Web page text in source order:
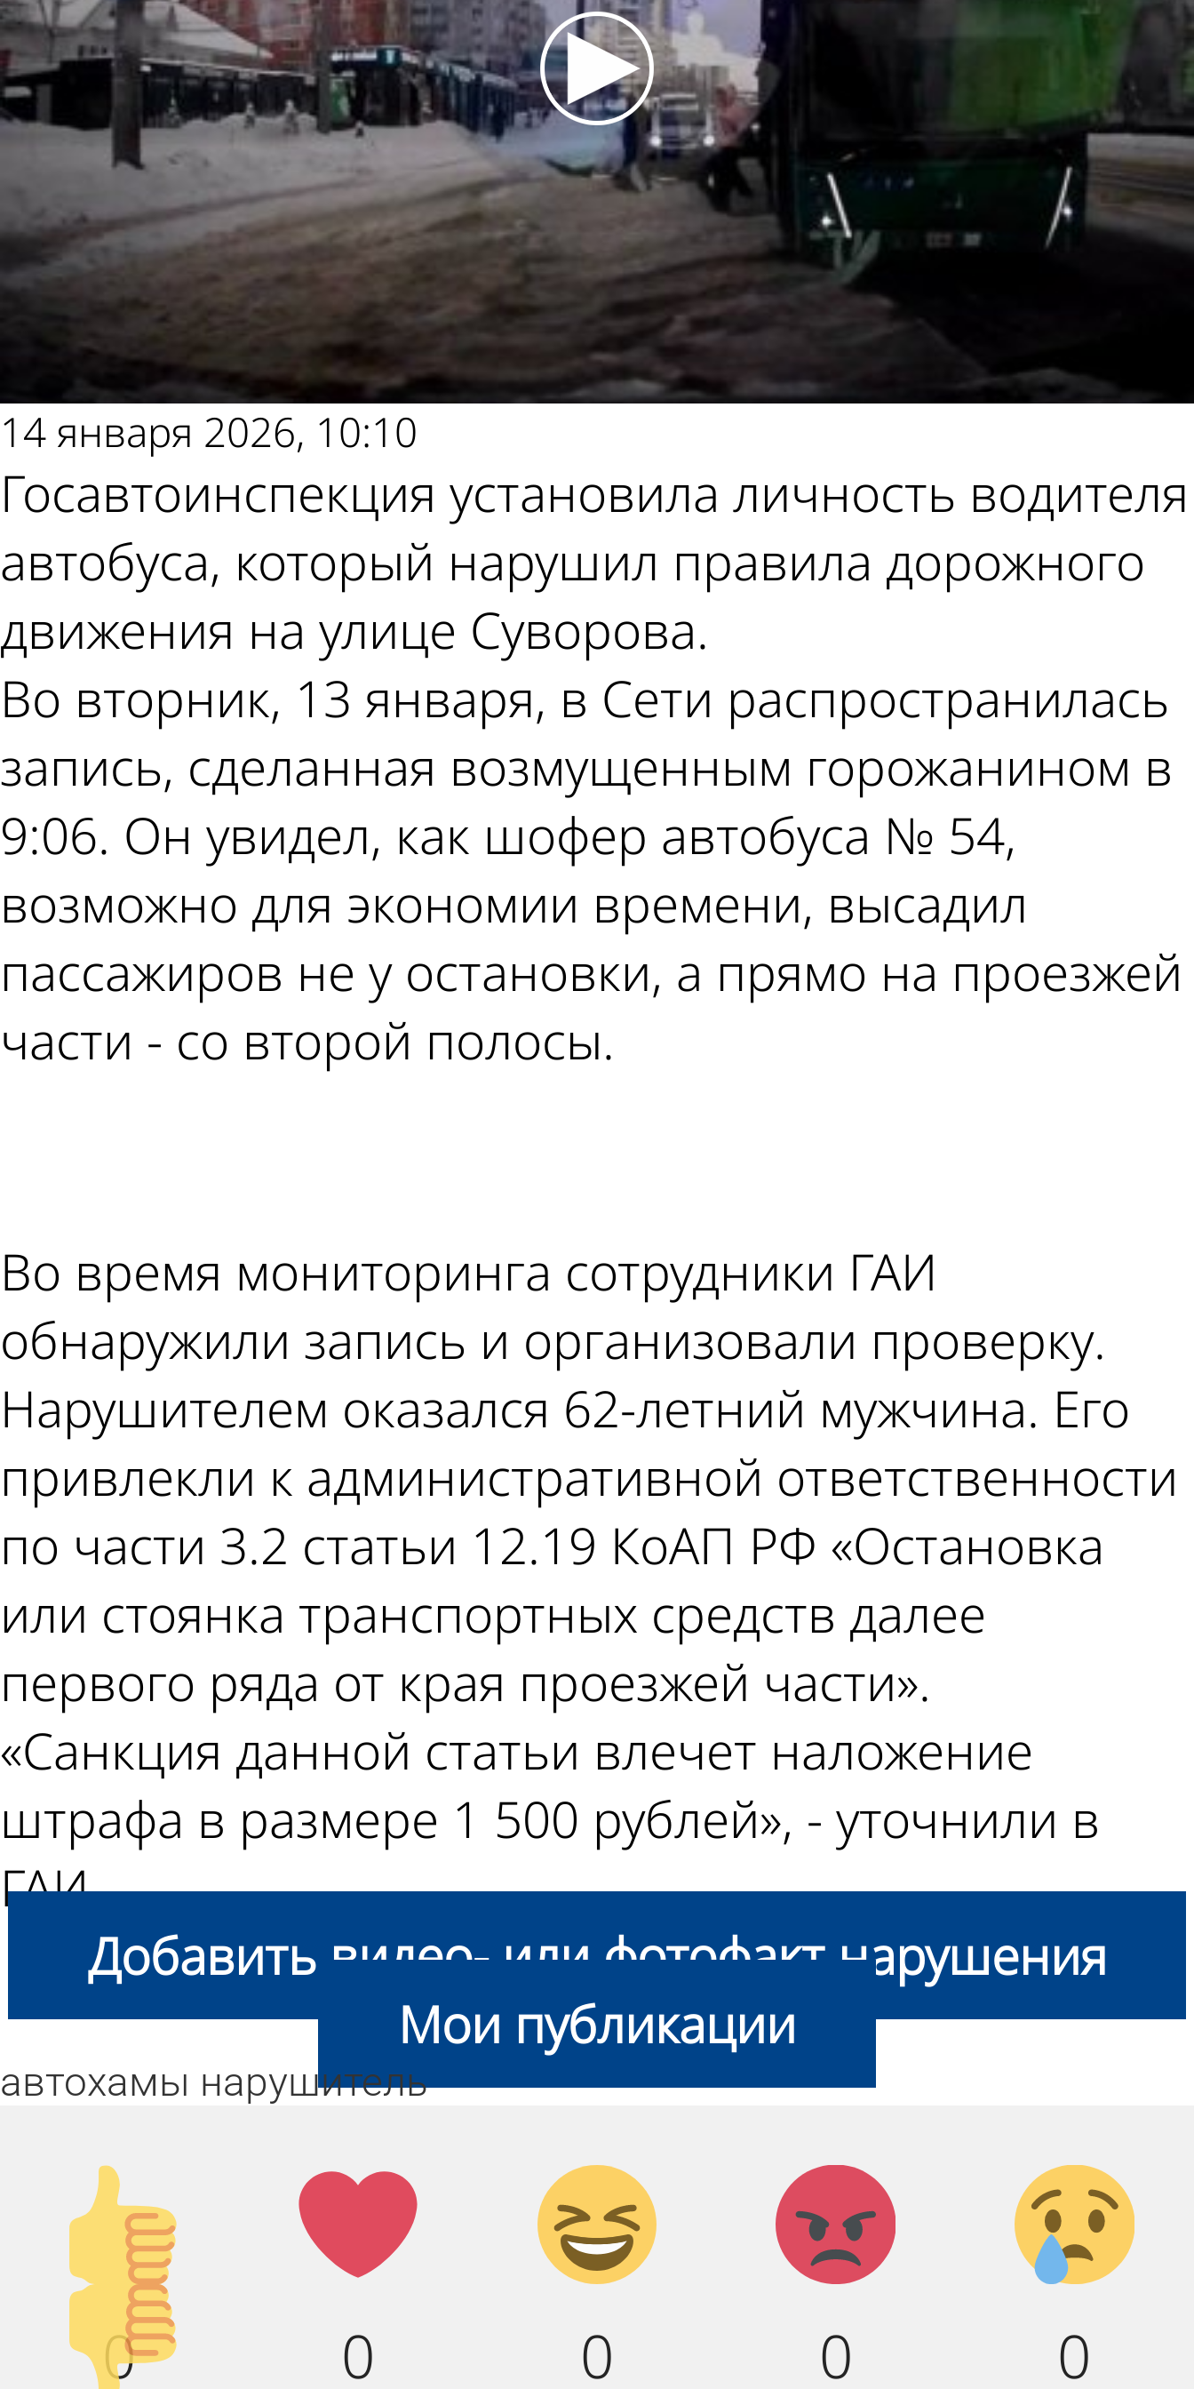
14 января 2026, 10:10
Госавтоинспекция установила личность водителя
автобуса, который нарушил правила дорожного
движения на улице Суворова.
Во вторник, 13 января, в Сети распространилась
запись, сделанная возмущенным горожанином в
9:06. Он увидел, как шофер автобуса № 54,
возможно для экономии времени, высадил
пассажиров не у остановки, а прямо на проезжей
части - со второй полосы.
Во время мониторинга сотрудники ГАИ
обнаружили запись и организовали проверку.
Нарушителем оказался 62-летний мужчина. Его
привлекли к административной ответственности
по части 3.2 статьи 12.19 КоАП РФ «Остановка
или стоянка транспортных средств далее
первого ряда от края проезжей части».
«Санкция данной статьи влечет наложение
штрафа в размере 1 500 рублей», - уточнили в
ГАИ.
Добавить видео- или фотофакт нарушения
Мои публикации
автохамы нарушитель
Палец
вверх!
0
Лайк!
0
Дикий
смех!
0
Агрессия!
0
Грусть
:(
0
Палец